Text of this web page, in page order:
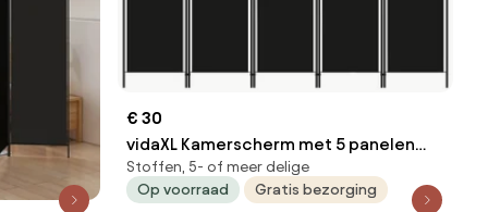
€ 30
vidaXL Kamerscherm met 5 panelen
250x180 cm zwart
Stoffen, 5- of meer delige
Op voorraad
Gratis bezorging